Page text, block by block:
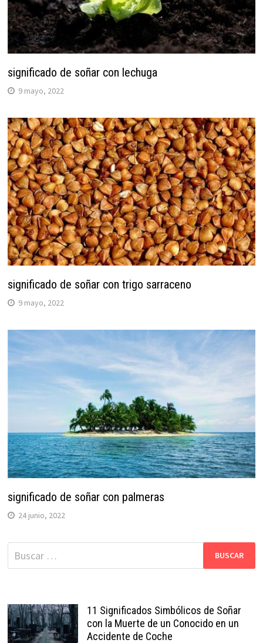
significado de soñar con lechuga
9 mayo, 2022
significado de soñar con trigo sarraceno
9 mayo, 2022
significado de soñar con palmeras
24 junio, 2022
Buscar:
11 Significados Simbólicos de Soñar
con la Muerte de un Conocido en un
Accidente de Coche